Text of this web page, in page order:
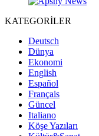
KATEGORİLER
Deutsch
Dünya
Ekonomi
English
Español
Français
Güncel
Italiano
Köşe Yazıları